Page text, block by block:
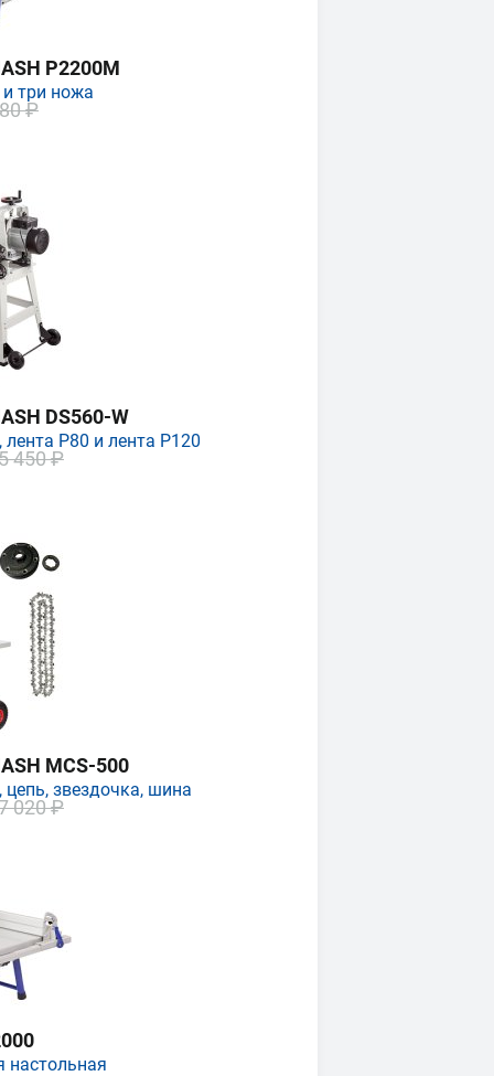
P2200M
три ножа
₽
DS560-W
P80 и лента P120
450 ₽
MCS-500
цепь, звездочка, шина
020 ₽
настольная